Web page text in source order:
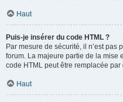
Haut
Puis-je insérer du code HTML ?
Par mesure de sécurité, il n’est pas
forum. La majeure partie de la mise
code HTML peut être remplacée par
Haut